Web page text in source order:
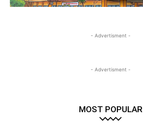
- Advertisment -
- Advertisment -
MOST POPULAR